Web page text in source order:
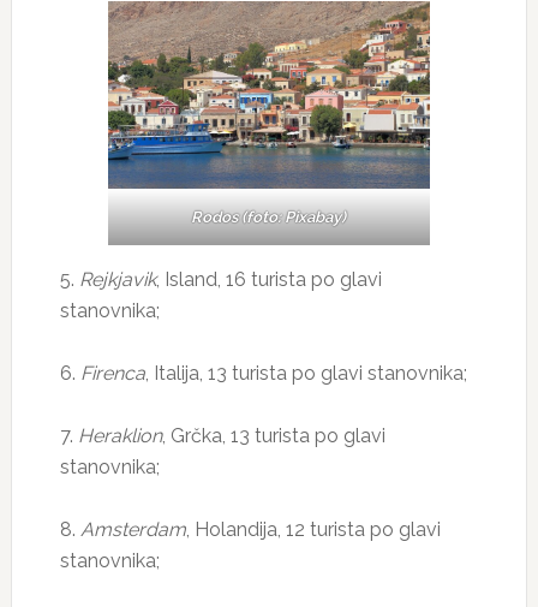
Rodos (foto: Pixabay)
5. Rejkjavik, Island, 16 turista po glavi
stanovnika;
6. Firenca, Italija, 13 turista po glavi stanovnika;
7. Heraklion, Grčka, 13 turista po glavi
stanovnika;
8. Amsterdam, Holandija, 12 turista po glavi
stanovnika;